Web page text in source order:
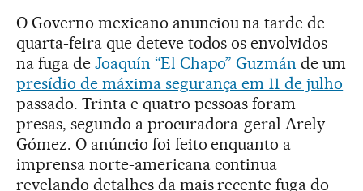
O Governo mexicano anunciou na tarde de
quarta-feira que deteve todos os envolvidos
na fuga de Joaquín “El Chapo” Guzmán de um
presídio de máxima segurança em 11 de julho
passado. Trinta e quatro pessoas foram
presas, segundo a procuradora-geral Arely
Gómez. O anúncio foi feito enquanto a
imprensa norte-americana continua
revelando detalhes da mais recente fuga do